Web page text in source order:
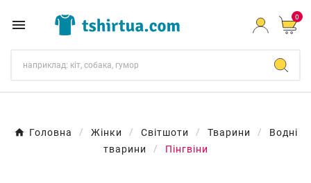
 0
Головна Жінки Світшоти Тварини
Водні
тварини
Пінгвіни